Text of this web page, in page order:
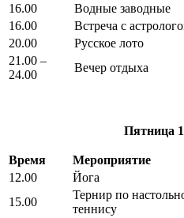
16.00
Водные заводные
16.00
Встреча с
20.00
Русское лото
21.00 –
24.00
Вечер отдыха
Пятница
Время Мероприятие
12.00
Йога
15.00
Тернир по
теннису